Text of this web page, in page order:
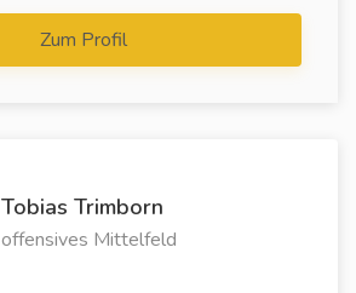
Zum Profil
Tobias Trimborn
offensives Mittelfeld